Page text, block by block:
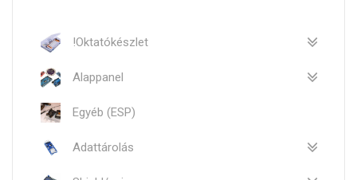
!Oktatókészlet
Alappanel
Egyéb (ESP)
Adattárolás